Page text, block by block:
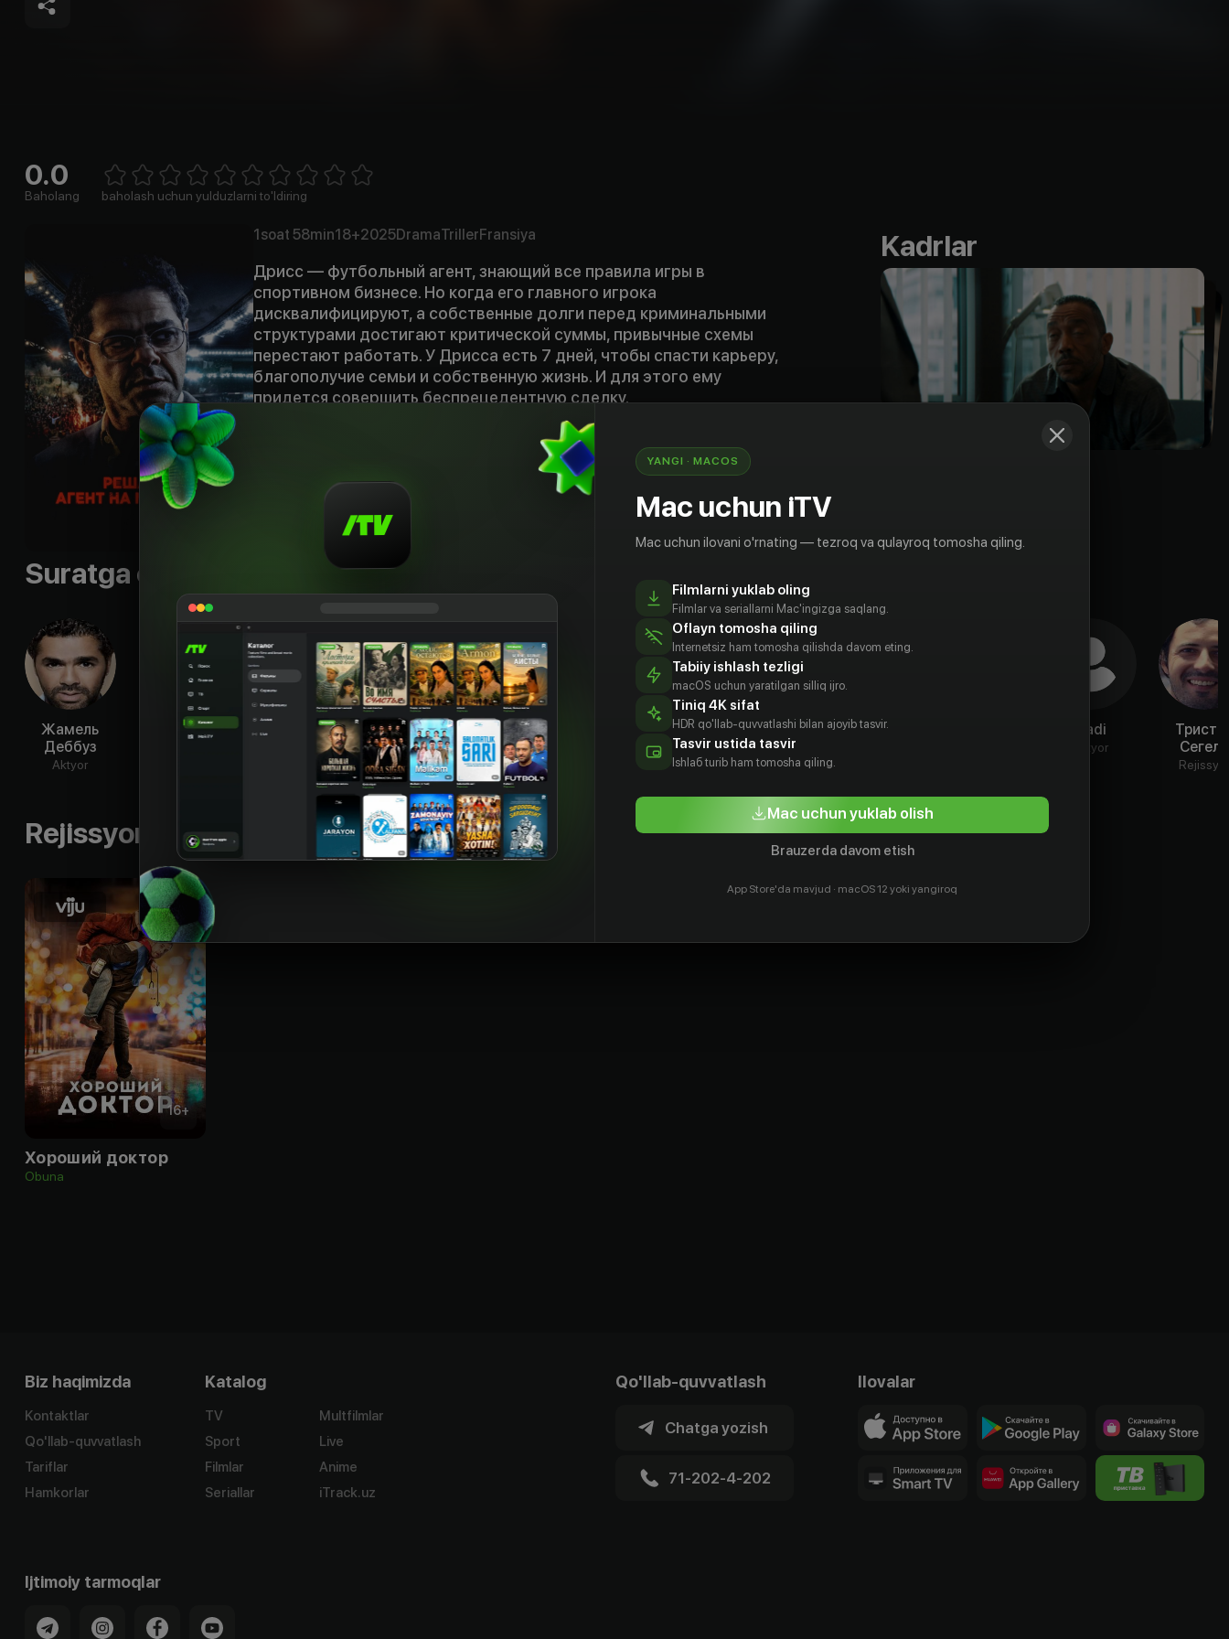
0.0
Baholang 1 Star2 Stars3 Stars4 Stars5 Stars6 Stars7 Stars8 Stars
baholash uchun yulduzlarni to'ldiring
1soat 58min18+2025DramaTrillerFransiya
Дрисс — футбольный агент, знающий все правила игры в
спортивном бизнесе. Но когда его главного игрока
дисквалифицируют, а собственные долги перед криминальными
структурами достигают критической суммы, привычные схемы
перестают работать. У Дрисса есть 7 дней, чтобы спасти карьеру,
благополучие семьи и собственную жизнь. И для этого ему
придется совершить беспрецедентную сделку.
Kadrlar
Suratga olish guruhi
Жамель
Деббуз
Aktyor
Монья
Хаким
Джемили
Мило
Машадо
Гранер
Aktyor
Венсан
Ротье
Aktyor
Стефан Бак
Aktyor
Биран Ба
Aktyor
Wilhem
Dadi
Aktyor
Сегела
Rejissyor
Rejissyorning boshqa ishlari
16+
Хороший доктор
Obuna
Biz haqimizda
Kontaktlar
Qo'llab-quvvatlash
Tariflar
Hamkorlar
Katalog
TV
Sport
Filmlar
Seriallar
Multfilmlar
Live
Anime
iTrack.uz
Qo'llab-quvvatlash
Chatga yozish
71-202-4-202
Ilovalar
Ijtimoiy tarmoqlar
YANGI · MACOS
Mac uchun iTV
Mac uchun ilovani o'rnating — tezroq va qulayroq tomosha qiling.
Filmlarni yuklab oling
Filmlar va seriallarni Mac'ingizga saqlang.
Oflayn tomosha qiling
Internetsiz ham tomosha qilishda davom eting.
Tabiiy ishlash tezligi
macOS uchun yaratilgan silliq ijro.
Tiniq 4K sifat
HDR qo'llab-quvvatlashi bilan ajoyib tasvir.
Tasvir ustida tasvir
Ishlаб turib ham tomosha qiling.
Mac uchun yuklab olish
Brauzerda davom etish
App Store'da mavjud · macOS 12 yoki yangiroq